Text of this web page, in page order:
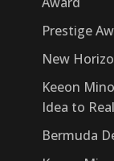
Prestige
New
Keeon
Idea to
Bermuda